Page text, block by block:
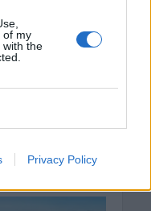
of my
with the
Privacy Policy